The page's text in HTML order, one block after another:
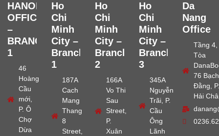
HANOI
OFFICE
–
BRANCH
1
46
Hoàng
Cầu
mới,
P. Ô
Chợ
Dừa
Ho
Chi
Minh
City –
Branch
1
187A
Cach
Mang
Thang
8
Street,
Ho
Chi
Minh
City –
Branch
2
166A
Vo Thi
Sau
Street,
P.
Xuân
Ho
Chi
Minh
City –
Branch
3
345A
Nguyễn
Trãi, P.
Cầu
Ông
Lãnh
Da
Nang
Office
Tầng 4,
Tòa
76 Bạch
Đằng, P.
Hải